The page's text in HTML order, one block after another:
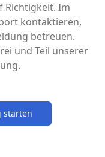
Richtigkeit. Im
kontaktieren,
betreuen.
und Teil unserer
starten